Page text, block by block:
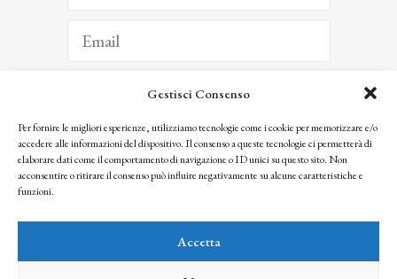
Gestisci Consenso
Per fornire le migliori esperienze, utilizziamo tecnologie come i cookie per memorizzare e/o
accedere alle informazioni del dispositivo. Il consenso a queste tecnologie ci permetterà di
elaborare dati come il comportamento di navigazione o ID unici su questo sito. Non
acconsentire o ritirare il consenso può influire negativamente su alcune caratteristiche e
funzioni.
Accetta
ISCRIVITI
Facendo clic per iscriverti, riconosci che le tue informazioni saranno trattate
seguendo la nostra Privacy Policy
© 2025 Istituto Matteucci. All right reserved
l’autorizzazione scritta dei proprietari dei diritti e dell’Istituto Matteucci